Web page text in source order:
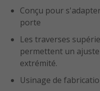
Conçu pour
porte
Les traverses
permettent un
extrémité.
Usinage de